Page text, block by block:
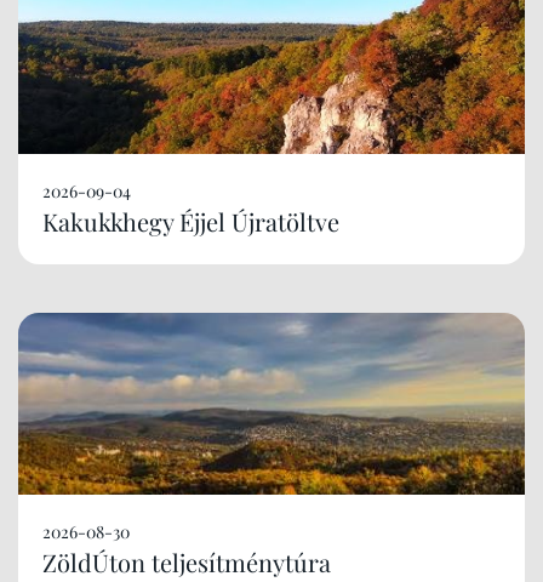
2026-09-04
Kakukkhegy Éjjel Újratöltve
2026-08-30
ZöldÚton teljesítménytúra